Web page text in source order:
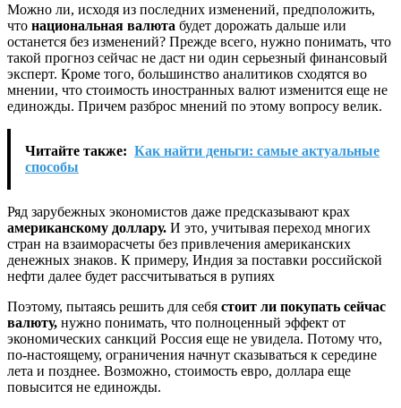
Можно ли, исходя из последних изменений, предположить,
что национальная валюта будет дорожать дальше или
останется без изменений? Прежде всего, нужно понимать, что
такой прогноз сейчас не даст ни один серьезный финансовый
эксперт. Кроме того, большинство аналитиков сходятся во
мнении, что стоимость иностранных валют изменится еще не
единожды. Причем разброс мнений по этому вопросу велик.
Читайте также: Как найти деньги: самые актуальные
способы
Ряд зарубежных экономистов даже предсказывают крах
американскому доллару. И это, учитывая переход многих
стран на взаиморасчеты без привлечения американских
денежных знаков. К примеру, Индия за поставки российской
нефти далее будет рассчитываться в рупиях
Поэтому, пытаясь решить для себя стоит ли покупать сейчас
валюту, нужно понимать, что полноценный эффект от
экономических санкций Россия еще не увидела. Потому что,
по-настоящему, ограничения начнут сказываться к середине
лета и позднее. Возможно, стоимость евро, доллара еще
повысится не единожды.